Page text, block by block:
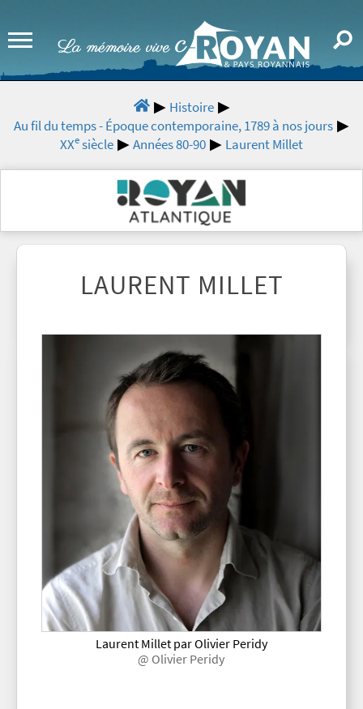
Histoire
Au fil du temps - Époque contemporaine, 1789 à nos jours
XXe siècle Années 80-90 Laurent Millet
LAURENT MILLET
Laurent Millet par Olivier Peridy
@ Olivier Peridy